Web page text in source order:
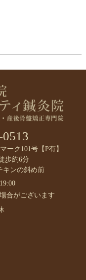
ーク101号【P有】
歩約6分
キンの斜め前
合がございます